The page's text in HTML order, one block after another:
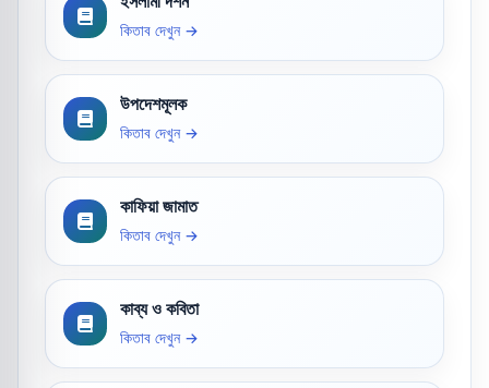
কিতাব দেখুন →
উপদেশমূলক
কিতাব দেখুন →
কাফিয়া জামাত
কিতাব দেখুন →
কাব্য ও কবিতা
কিতাব দেখুন →